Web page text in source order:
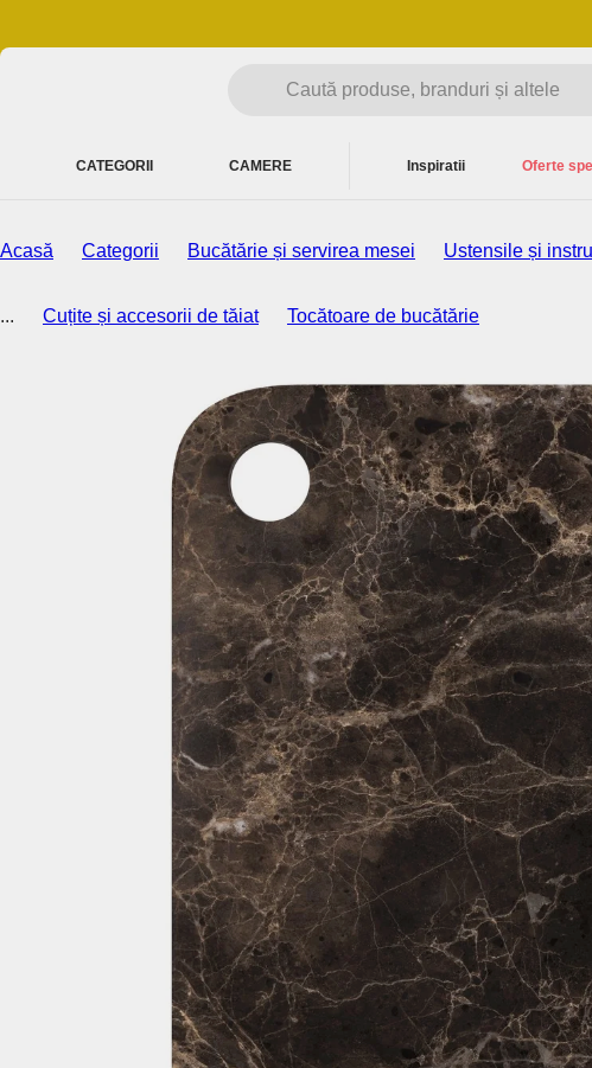
CATEGORII CAMERE Inspiratii Oferte
Acasă Categorii Bucătărie și servirea mesei Ustensile și
... Cuțite și accesorii de tăiat Tocătoare de bucătărie